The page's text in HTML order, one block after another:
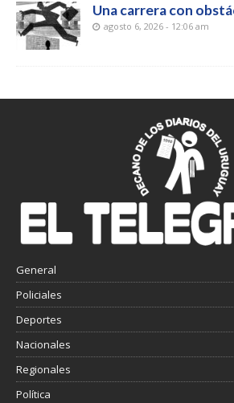
Una carrera con
agosto 6, 2026 - 12:06 am
General
Policiales
Deportes
Nacionales
Regionales
Política